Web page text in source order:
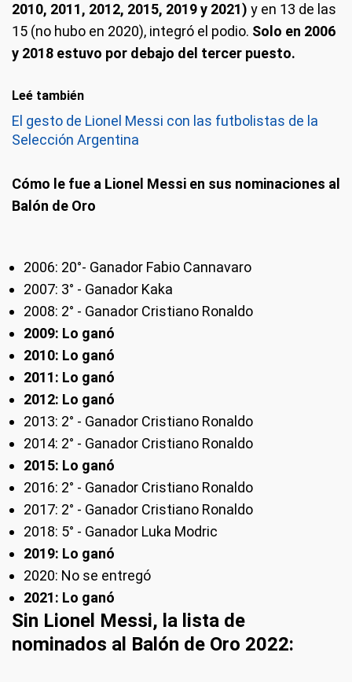
2010, 2011, 2012, 2015, 2019 y 2021) y en 13 de las
15 (no hubo en 2020), integró el podio. Solo en 2006
y 2018 estuvo por debajo del tercer puesto.
Leé también
El gesto de Lionel Messi con las futbolistas de la
Selección Argentina
Cómo le fue a Lionel Messi en sus nominaciones al
Balón de Oro
2006: 20°- Ganador Fabio Cannavaro
2007: 3° - Ganador Kaka
2008: 2° - Ganador Cristiano Ronaldo
2009: Lo ganó
2010: Lo ganó
2011: Lo ganó
2012: Lo ganó
2013: 2° - Ganador Cristiano Ronaldo
2014: 2° - Ganador Cristiano Ronaldo
2015: Lo ganó
2016: 2° - Ganador Cristiano Ronaldo
2017: 2° - Ganador Cristiano Ronaldo
2018: 5° - Ganador Luka Modric
2019: Lo ganó
2020: No se entregó
2021: Lo ganó
Sin Lionel Messi, la lista de
nominados al Balón de Oro 2022: